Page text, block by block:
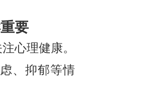
要
心理健康。
、抑郁等情